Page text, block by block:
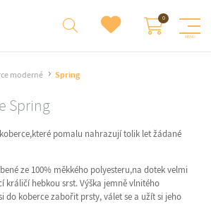
moderné Spring
Spring
pomalu nahrazují tolik let žádané
ze 100% měkkého polyesteru,na dotek velmi
hebkou srst. Výška jemně vlnitého
do koberce zabořit prsty, válet se a užít si jeho